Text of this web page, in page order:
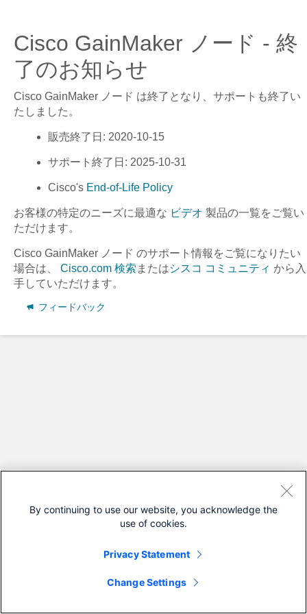
Cisco GainMaker ノード - 終
了のお知らせ
Cisco GainMaker ノード は終了となり、サポートも終了い
たしました。
販売終了日 : 2020-10-15
サポート終了日 : 2025-10-31
Cisco's End-of-Life Policy
お客様の特定のニーズに最適な ビデオ 製品の一覧をご覧い
ただけます。
Cisco GainMaker ノード のサポート情報をご覧になりたい
場合は、 Cisco.com 検索 またはシスコ コミュニティ から入
手していただけます。
フィードバック
By continuing to use our website, you acknowledge the
use of cookies.
Privacy Statement
Change Settings